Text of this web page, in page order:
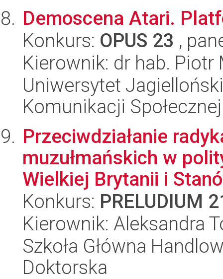
Demoscena Atari.
Konkurs: OPUS 23 ,
Kierownik: dr hab. Piotr
Uniwersytet
Komunikacji Społecznej
Przeciwdziałanie
muzułmańskich w
Wielkiej Brytanii i
Konkurs: PRELUDIUM
Kierownik: Aleksandra
Szkoła Główna
Doktorska